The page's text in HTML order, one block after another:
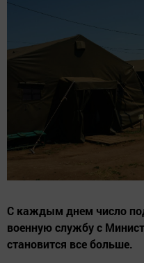
С каждым днем число
военную службу с
становится все больше.